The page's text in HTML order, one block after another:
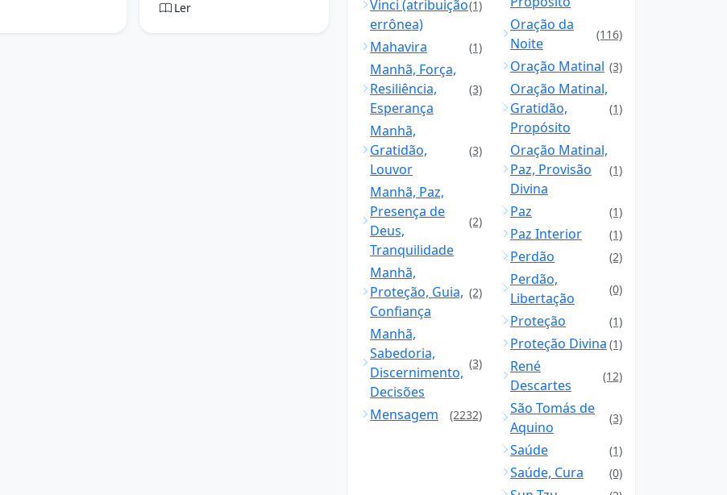
Ler
Vinci (atribuição
errônea)
(1)
Mahavira (1)
Manhã, Força,
Resiliência,
Esperança
(3)
Manhã,
Gratidão,
Louvor
(3)
Manhã, Paz,
Presença de
Deus,
Tranquilidade
(2)
Manhã,
Proteção, Guia,
Confiança
(2)
Manhã,
Sabedoria,
Discernimento,
Decisões
(3)
Mensagem (2232)
Oração da
Noite
(116)
Oração Matinal (3)
Oração Matinal,
Gratidão,
Propósito
(1)
Oração Matinal,
Paz, Provisão
Divina
(1)
Paz (1)
Paz Interior (1)
Perdão (2)
Perdão,
Libertação
(0)
Proteção (1)
Proteção Divina (1)
René
Descartes
(12)
São Tomás de
Aquino
(3)
Saúde (1)
Saúde, Cura (0)